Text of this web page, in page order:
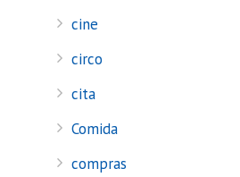
cine
circo
cita
Comida
compras